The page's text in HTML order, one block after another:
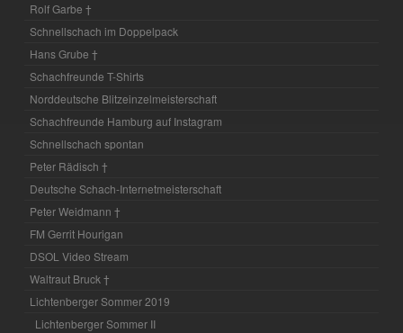
Rolf Garbe †
Schnellschach im Doppelpack
Hans Grube †
Schachfreunde T-Shirts
Norddeutsche Blitzeinzelmeisterschaft
Schachfreunde Hamburg auf Instagram
Schnellschach spontan
Peter Rädisch †
Deutsche Schach-Internetmeisterschaft
Peter Weidmann †
FM Gerrit Hourigan
DSOL Video Stream
Waltraut Bruck †
Lichtenberger Sommer 2019
Lichtenberger Sommer II